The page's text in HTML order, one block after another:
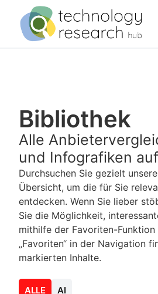
Bibliothek
Alle
und Infografiken
Durchsuchen Sie gezielt
Übersicht, um die für Sie
entdecken. Wenn Sie lieber
Sie die Möglichkeit,
mithilfe der Favoriten-
„Favoriten“ in der Navigation
markierten Inhalte.
AI
ALLE